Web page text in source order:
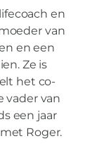
en
van
en een
Ze is
het co-
vader van
een jaar
Roger.